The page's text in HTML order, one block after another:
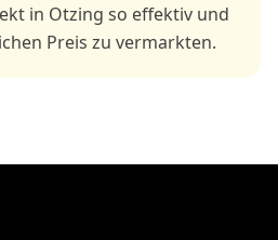
in Otzing so effektiv und
Preis zu vermarkten.